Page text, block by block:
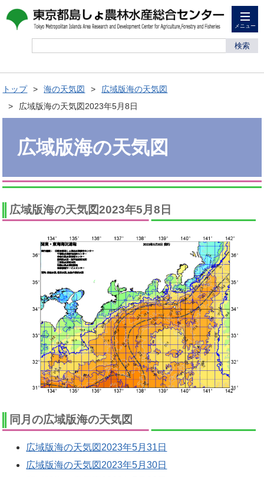
メニュー
検索
トップ 海の天気図
広域版海の天気図
広域版海の天気図2023年5月8日
広域版海の天気図
広域版海の天気図2023年5月8日
同月の広域版海の天気図
広域版海の天気図2023年5月31日
広域版海の天気図2023年5月30日